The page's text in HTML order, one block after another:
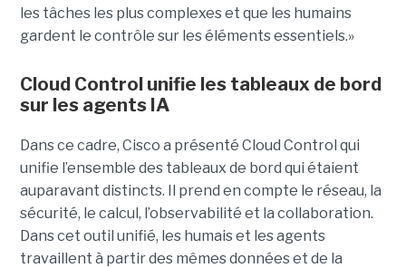
les tâches les plus complexes et que les humains
gardent le contrôle sur les éléments essentiels.»
Cloud Control unifie les tableaux de bord
sur les agents IA
Dans ce cadre, Cisco a présenté Cloud Control qui
unifie l’ensemble des tableaux de bord qui étaient
auparavant distincts. Il prend en compte le réseau, la
sécurité, le calcul, l’observabilité et la collaboration.
Dans cet outil unifié, les humais et les agents
travaillent à partir des mêmes données et de la